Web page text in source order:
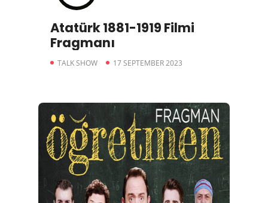
Atatürk 1881-1919 Filmi
Fragmanı
TALK SHOW 17 SEPTEMBER 2023